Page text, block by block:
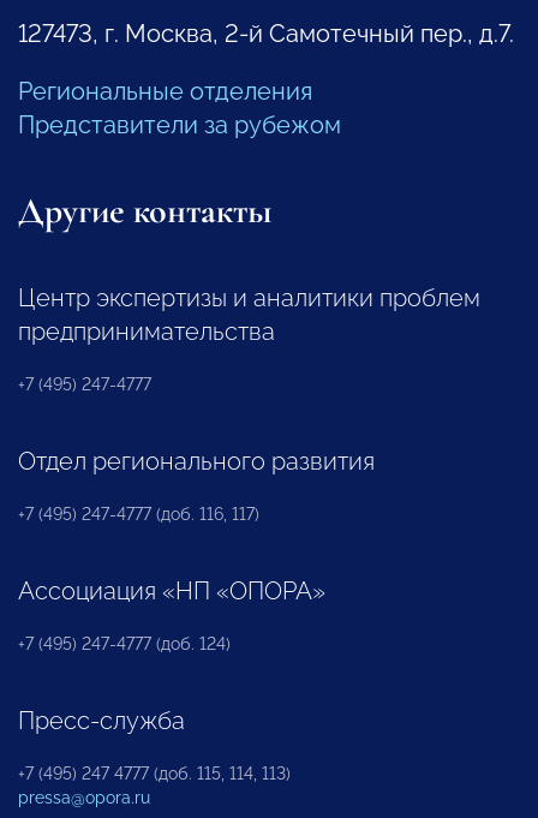
127473, г. Москва, 2-й Самотечный пер., д.7.
Региональные отделения
Представители за рубежом
Другие контакты
Центр экспертизы и аналитики проблем
предпринимательства
+7 (495) 247-4777
Отдел регионального развития
+7 (495) 247-4777 (доб. 116, 117)
Ассоциация «НП «ОПОРА»
+7 (495) 247-4777 (доб. 124)
Пресс-служба
+7 (495) 247 4777 (доб. 115, 114, 113)
pressa@opora.ru